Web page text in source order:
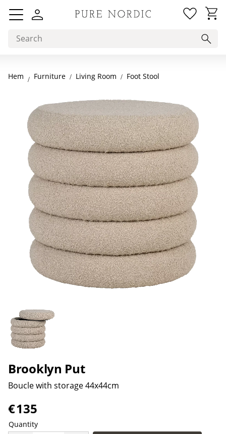
Menu
Basket
Hem Furniture Living Room Foot Stool
Brooklyn Put
Boucle with storage 44x44cm
€135
Quantity